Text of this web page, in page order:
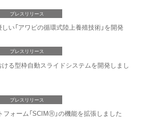
プレスリリース
い「アワビの循環式陸上養殖技術」を開発
プレスリリース
る型枠自動スライドシステムを開発しまし
プレスリリース
ォーム「SCIMⓇ」の機能を拡張しました